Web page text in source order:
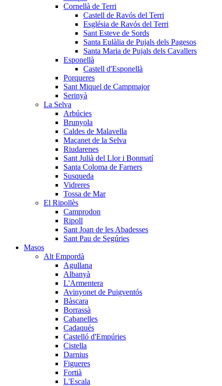
Cornellà de Terri
Castell de Ravós del Terri
Església de Ravós del Terri
Sant Esteve de Sords
Santa Eulàlia de Pujals dels Pagesos
Santa Maria de Pujals dels Cavallers
Esponellà
Castell d'Esponellà
Porqueres
Sant Miquel de Campmajor
Serinyà
La Selva
Arbúcies
Brunyola
Caldes de Malavella
Maçanet de la Selva
Riudarenes
Sant Julià del Llor i Bonmatí
Santa Coloma de Farners
Susqueda
Vidreres
Tossa de Mar
El Ripollès
Camprodon
Ripoll
Sant Joan de les Abadesses
Sant Pau de Segúries
Masos
Alt Empordà
Agullana
Albanyà
L'Armentera
Avinyonet de Puigventós
Bàscara
Borrassà
Cabanelles
Cadaqués
Castelló d'Empúries
Cistella
Darnius
Figueres
Fortià
L'Escala